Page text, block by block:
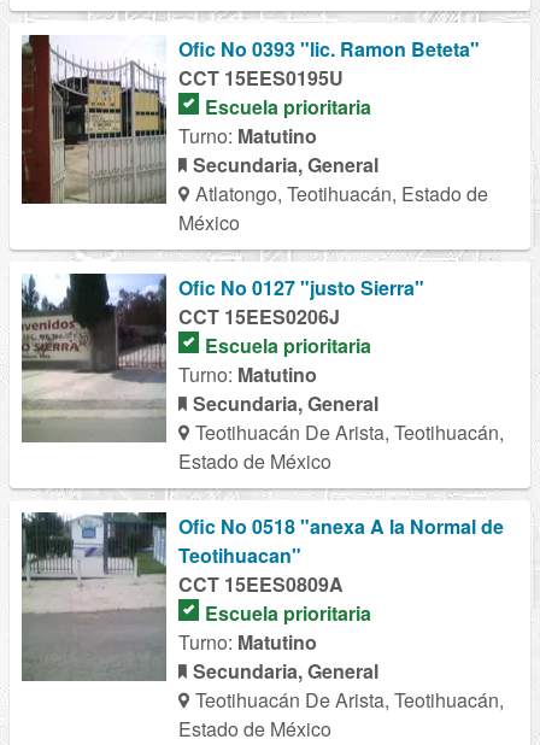
Ofic No 0393 "lic. Ramon Beteta"
CCT 15EES0195U
Escuela prioritaria
Turno: Matutino
Secundaria, General
Atlatongo, Teotihuacán, Estado de
México
Ofic No 0127 "justo Sierra"
CCT 15EES0206J
Escuela prioritaria
Turno: Matutino
Secundaria, General
Teotihuacán De Arista, Teotihuacán,
Estado de México
Ofic No 0518 "anexa A la Normal de
Teotihuacan"
CCT 15EES0809A
Escuela prioritaria
Turno: Matutino
Secundaria, General
Teotihuacán De Arista, Teotihuacán,
Estado de México